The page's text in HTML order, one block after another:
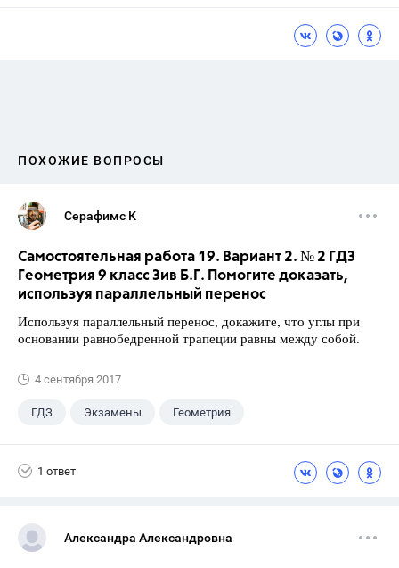
ПОХОЖИЕ ВОПРОСЫ
Серафимс К
Самостоятельная работа 19. Вариант 2. № 2 ГДЗ
Геометрия 9 класс Зив Б.Г. Помогите доказать,
используя параллельный перенос
Используя параллельный перенос, докажите, что углы при
основании равнобедренной трапеции равны между собой.
4 сентября 2017
ГДЗ Экзамены Геометрия
1 ответ
Александра Александровна